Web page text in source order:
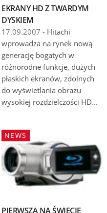
EKRANY HD Z TWARDYM
DYSKIEM
17.09.2007 - Hitachi
wprowadza na rynek nową
generację bogatych w
różnorodne funkcje, dużych
płaskich ekranów, zdolnych
do wyświetlania obrazu
wysokiej rozdzielczości HD...
PIERWSZA NA ŚWIECIE
NEWS